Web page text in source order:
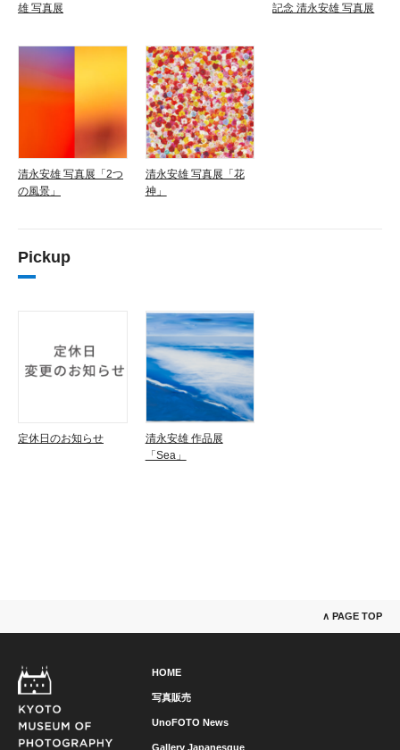
雄 写真展
記念 清永安雄 写真展
清永安雄 写真展「2つ
の風景」
清永安雄 写真展「花
神」
Pickup
定休日のお知らせ
清永安雄 作品展
「Sea」
∧ PAGE TOP
HOME
写真販売
UnoFOTO News
Gallery Japanesque